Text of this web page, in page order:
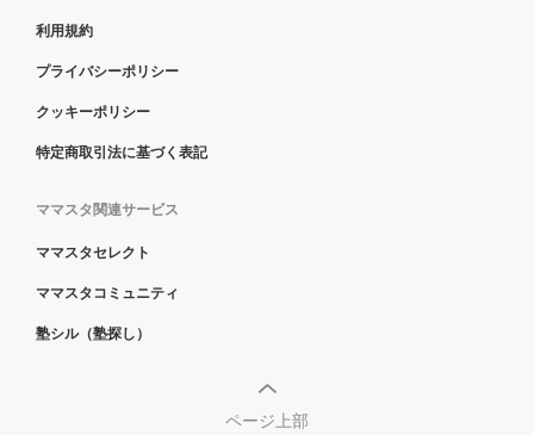
利用規約
プライバシーポリシー
クッキーポリシー
特定商取引法に基づく表記
ママスタ関連サービス
ママスタセレクト
ママスタコミュニティ
塾シル（塾探し）
ページ上部